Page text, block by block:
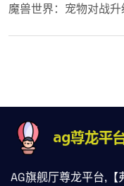
魔兽世界：宠物对战
AG旗舰厅尊龙平台,